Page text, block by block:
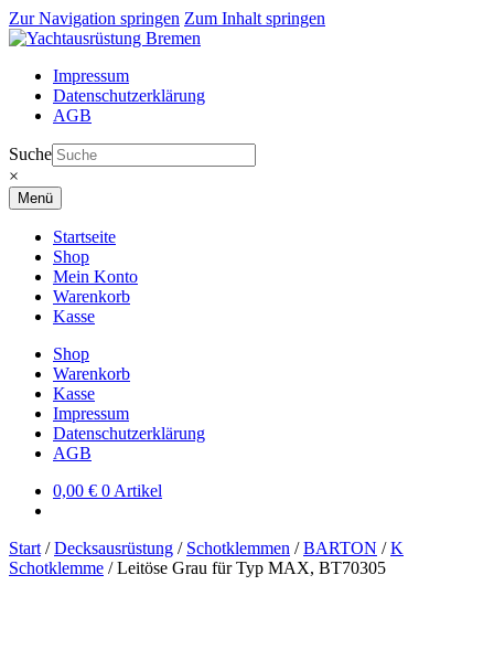
Zur Navigation springen Zum Inhalt springen
Impressum
Datenschutzerklärung
AGB
Suche
×
Menü
Startseite
Shop
Mein Konto
Warenkorb
Kasse
Shop
Warenkorb
Kasse
Impressum
Datenschutzerklärung
AGB
0,00 € 0 Artikel
Start /Decksausrüstung / Schotklemmen /BARTON /K
Schotklemme /Leitöse Grau für Typ MAX, BT70305